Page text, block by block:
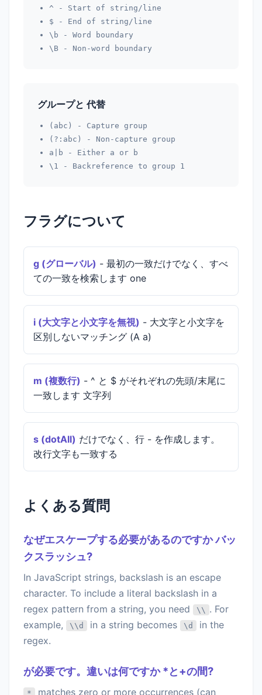
^ - Start of string/line
$ - End of string/line
\b - Word boundary
\B - Non-word boundary
グループと 代替
(abc)
- Capture group
(?:abc)
- Non-capture group
a|b - Either a or b
\1 - Backreference to group 1
フラグについて
g (グローバル) - 最初の一致だけでなく、すべ
ての一致を検索します one
i (大文字と小文字を無視) - 大文字と小文字を
区別しないマッチング (A a)
m (複数行) - ^ と $ がそれぞれの先頭/末尾に
一致します 文字列
s (dotAll) だけでなく、行 - を作成します。
改行文字も一致する
よくある質問
なぜエスケープする必要があるのですか バッ
クスラッシュ?
In JavaScript strings, backslash is an escape
character. To include a literal backslash in a
regex pattern from a string, you need
\\ . For
example,
\\d in a string becomes \d
in the
regex.
が必要です。違いは何ですか *と+の間?
*
matches zero or more occurrences (can